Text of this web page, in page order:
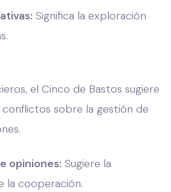
Significa la exploración
el Cinco de Bastos sugiere
sobre la gestión de
opiniones: Sugiere la
la cooperación.